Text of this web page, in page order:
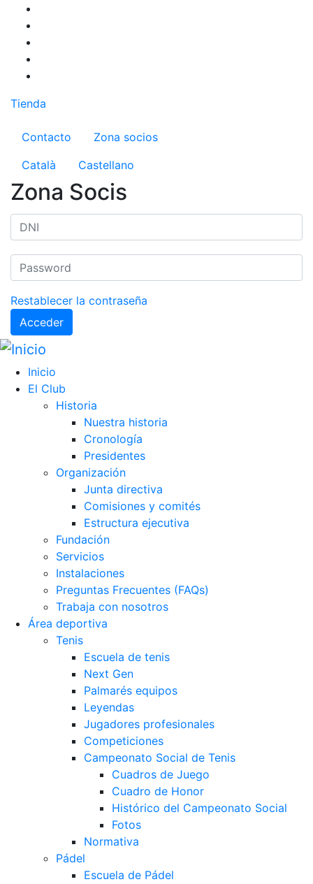
Pasar
contenido
principal
Tienda
Menú del compte d'usuari
Contacto
Zona socios
Català
Castellano
Zona Socis
Restablecer la contraseña
Acceder
Inicio
El Club
Historia
Nuestra historia
Cronología
Presidentes
Organización
Junta directiva
Comisiones y comités
Estructura ejecutiva
Fundación
Servicios
Instalaciones
Preguntas Frecuentes (FAQs)
Trabaja con nosotros
Área deportiva
Tenis
Escuela de tenis
Next Gen
Palmarés equipos
Leyendas
Jugadores profesionales
Competiciones
Campeonato Social de Tenis
Cuadros de Juego
Cuadro de Honor
Histórico del Campeonato Social
Fotos
Normativa
Pádel
Escuela de Pádel